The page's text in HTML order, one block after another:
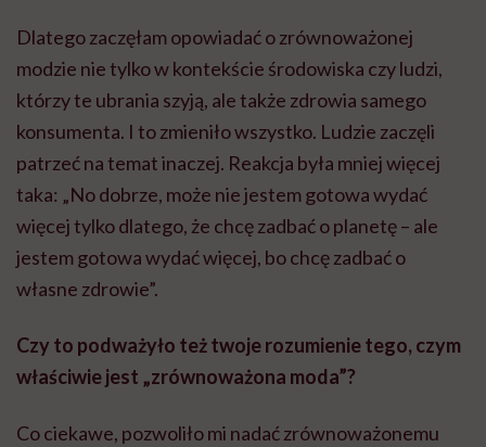
Dlatego zaczęłam opowiadać o zrównoważonej
modzie nie tylko w kontekście środowiska czy ludzi,
którzy te ubrania szyją, ale także zdrowia samego
konsumenta. I to zmieniło wszystko. Ludzie zaczęli
patrzeć na temat inaczej. Reakcja była mniej więcej
taka: „No dobrze, może nie jestem gotowa wydać
więcej tylko dlatego, że chcę zadbać o planetę – ale
jestem gotowa wydać więcej, bo chcę zadbać o
własne zdrowie”.
Czy to podważyło też twoje rozumienie tego, czym
właściwie jest „zrównoważona moda”?
Co ciekawe, pozwoliło mi nadać zrównoważonemu